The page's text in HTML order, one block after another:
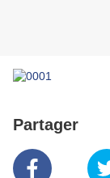
Partager